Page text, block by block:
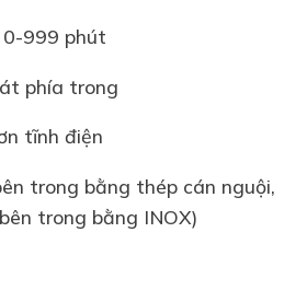
999 phút
phía trong
tĩnh điện
trong bằng thép cán nguội,
trong bằng INOX)